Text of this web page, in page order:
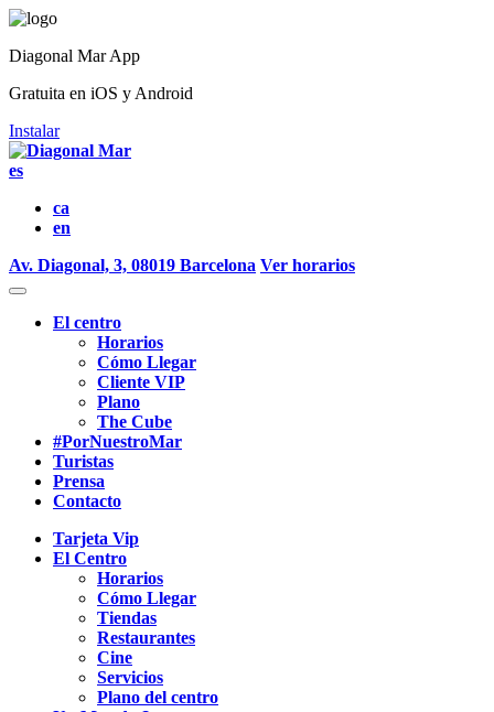
Diagonal Mar App
Gratuita en iOS y Android
Instalar
es
ca
en
Av. Diagonal, 3, 08019 Barcelona Ver horarios
El centro
Horarios
Cómo Llegar
Cliente VIP
Plano
The Cube
#PorNuestroMar
Turistas
Prensa
Contacto
Tarjeta Vip
El Centro
Horarios
Cómo Llegar
Tiendas
Restaurantes
Cine
Servicios
Plano del centro